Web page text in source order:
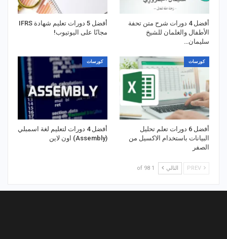
أفضل 4 دورات شرح متن تحفة
الأطفال والغلمان للشيخ
سليمان…
أفضل 5 دورات تعليم شهادة IFRS
مجانًا على اليوتيوب!
كورسات
أفضل 6 دورات تعلم تحليل
البيانات باستخدام الاكسيل من
الصفر
كورسات
أفضل 4 دورات لتعليم لغة اسمبلي
(Assembly) اون لاين
التالي 1 of 98